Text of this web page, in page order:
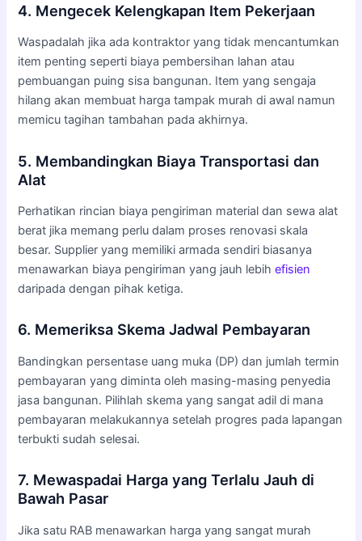
4. Mengecek Kelengkapan Item Pekerjaan
Waspadalah jika ada kontraktor yang tidak mencantumkan
item penting seperti biaya pembersihan lahan atau
pembuangan puing sisa bangunan. Item yang sengaja
hilang akan membuat harga tampak murah di awal namun
memicu tagihan tambahan pada akhirnya.
5. Membandingkan Biaya Transportasi dan
Alat
Perhatikan rincian biaya pengiriman material dan sewa alat
berat jika memang perlu dalam proses renovasi skala
besar. Supplier yang memiliki armada sendiri biasanya
menawarkan biaya pengiriman yang jauh lebihefisien
daripada dengan pihak ketiga.
6. Memeriksa Skema Jadwal Pembayaran
Bandingkan persentase uang muka (DP) dan jumlah termin
pembayaran yang diminta oleh masing-masing penyedia
jasa bangunan. Pilihlah skema yang sangat adil di mana
pembayaran melakukannya setelah progres pada lapangan
terbukti sudah selesai.
7. Mewaspadai Harga yang Terlalu Jauh di
Bawah Pasar
Jika satu RAB menawarkan harga yang sangat murah